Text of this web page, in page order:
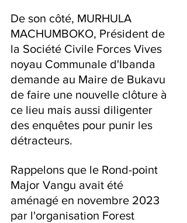
De son côté, MURHULA
MACHUMBOKO, Président de
la Société Civile Forces Vives
noyau Communale d'Ibanda
demande au Maire de Bukavu
de faire une nouvelle clôture à
ce lieu mais aussi diligenter
des enquêtes pour punir les
détracteurs.
Rappelons que le Rond-point
Major Vangu avait été
aménagé en novembre 2023
par l'organisation Forest